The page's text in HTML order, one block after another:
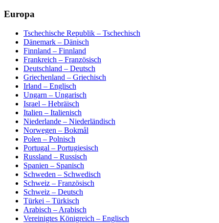
Europa
Tschechische Republik – Tschechisch
Dänemark – Dänisch
Finnland – Finnland
Frankreich – Französisch
Deutschland – Deutsch
Griechenland – Griechisch
Irland – Englisch
Ungarn – Ungarisch
Israel – Hebräisch
Italien – Italienisch
Niederlande – Niederländisch
Norwegen – Bokmål
Polen – Polnisch
Portugal – Portugiesisch
Russland – Russisch
Spanien – Spanisch
Schweden – Schwedisch
Schweiz – Französisch
Schweiz – Deutsch
Türkei – Türkisch
Arabisch – Arabisch
Vereinigtes Königreich – Englisch